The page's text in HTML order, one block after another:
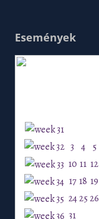
Események
3 4 5
10 11 12
17 18 19
24 25 26
31